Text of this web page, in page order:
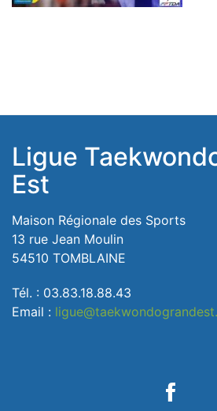
Ligue
Est
Maison Régionale des Sports
13 rue Jean Moulin
54510 TOMBLAINE
Tél. : 03.83.18.88.43
Email :